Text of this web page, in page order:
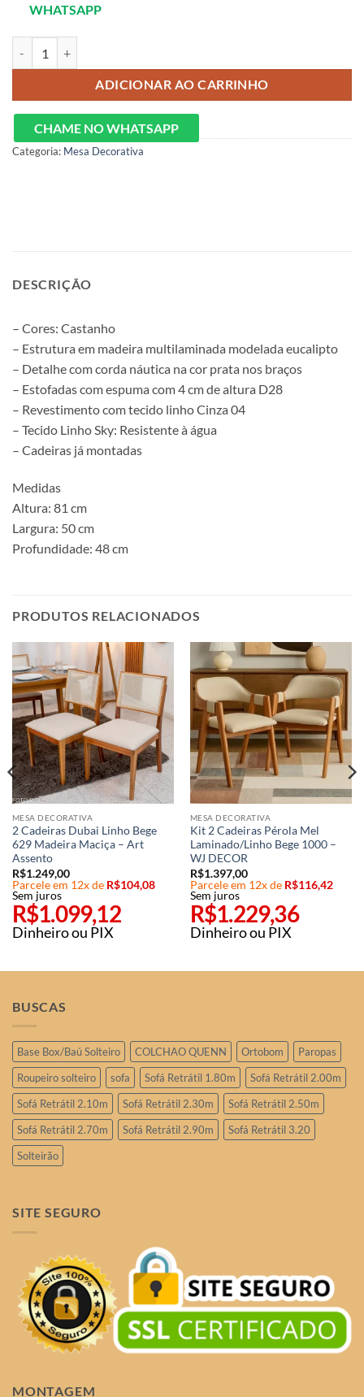
WHATSAPP
ADICIONAR AO CARRINHO
CHAME NO WHATSAPP
Categoria: Mesa Decorativa
DESCRIÇÃO
– Cores: Castanho
– Estrutura em madeira multilaminada modelada eucalipto
– Detalhe com corda náutica na cor prata nos braços
– Estofadas com espuma com 4 cm de altura D28
– Revestimento com tecido linho Cinza 04
– Tecido Linho Sky: Resistente à água
– Cadeiras já montadas
Medidas
Altura: 81 cm
Largura: 50 cm
Profundidade: 48 cm
PRODUTOS RELACIONADOS
MESA DECORATIVA
2 Cadeiras Dubai Linho Bege
629 Madeira Maciça – Art
Assento
R$1.249,00
Parcele em 12x de R$104,08
Sem juros
R$1.099,12
Dinheiro ou PIX
MESA DECORATIVA
Kit 2 Cadeiras Pérola Mel
Laminado/Linho Bege 1000 –
WJ DECOR
R$1.397,00
Parcele em 12x de R$116,42
Sem juros
R$1.229,36
Dinheiro ou PIX
BUSCAS
Base Box/Baú Solteiro COLCHAO QUENN Ortobom
Paropas
Roupeiro solteiro
sofa Sofá Retrátil 1.80m
Sofá Retrátil 2.00m
Sofá Retrátil 2.10m
Sofá Retrátil 2.30m
Sofá Retrátil 2.50m
Sofá Retrátil 2.70m
Sofá Retrátil 2.90m
Sofá Retrátil 3.20
Solteirão
SITE SEGURO
MONTAGEM